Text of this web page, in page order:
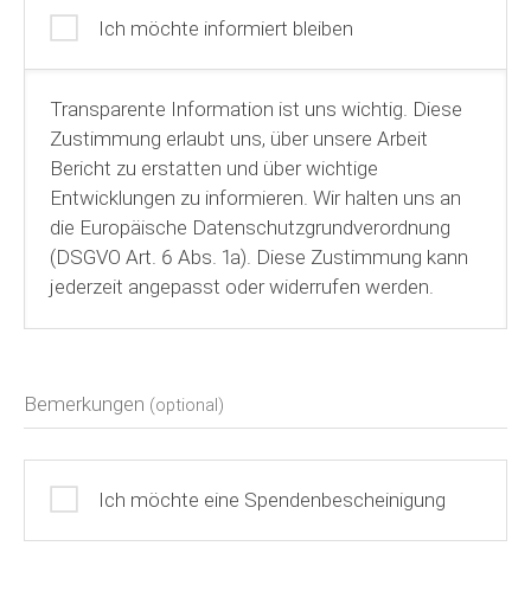
Ich möchte informiert bleiben
Transparente Information ist uns wichtig. Diese
Zustimmung erlaubt uns, über unsere Arbeit
Bericht zu erstatten und über wichtige
Entwicklungen zu informieren. Wir halten uns an
die Europäische Datenschutzgrundverordnung
(DSGVO Art. 6 Abs. 1a). Diese Zustimmung kann
jederzeit angepasst oder widerrufen werden.
Bemerkungen (optional)
Ich möchte eine Spendenbescheinigung